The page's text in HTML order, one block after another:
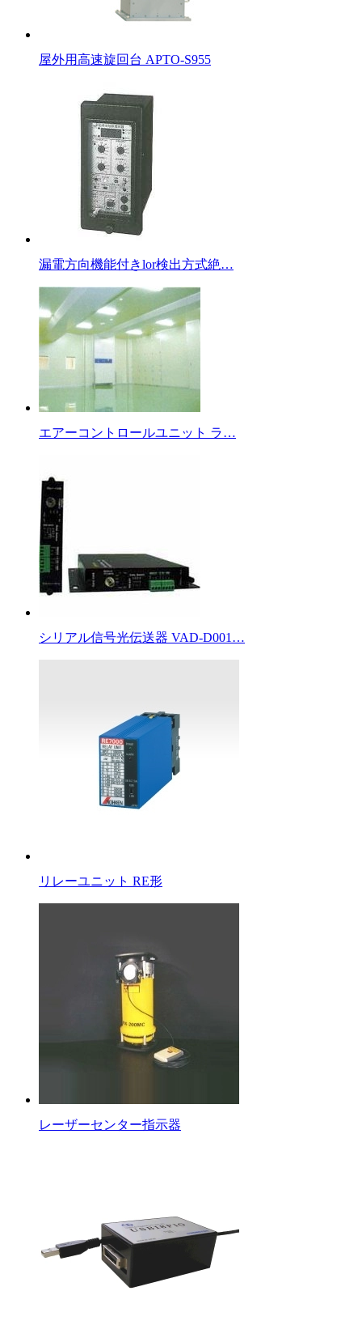
屋外用高速旋回台 APTO-S955
漏電方向機能付きlor検出方式絶…
エアーコントロールユニット ラ…
シリアル信号光伝送器 VAD-D001…
リレーユニット RE形
レーザーセンター指示器